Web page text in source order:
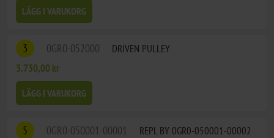
LÄGG I VARUKORG
3 0GR0-052000
DRIVEN PULLEY
3.730,00 kr
LÄGG I VARUKORG
5 0GR0-050001-00001
REPL BY 0GR0-050001-00002